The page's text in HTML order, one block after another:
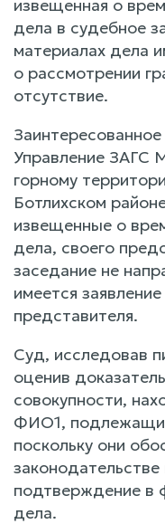
извещенная о
дела в судебное
материалах дела
о рассмотрении
отсутствие.
Управление ЗАГС
горному
Ботлихском
извещенные о
дела, своего
заседание не
имеется
представителя.
Суд, исследовав
оценив
совокупности,
ФИО1,
поскольку они
подтверждение в
дела.